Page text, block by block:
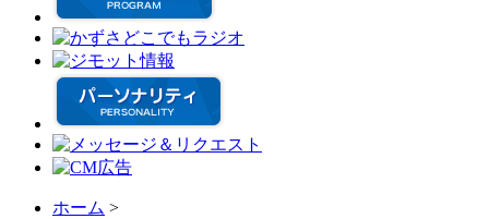
ホーム >